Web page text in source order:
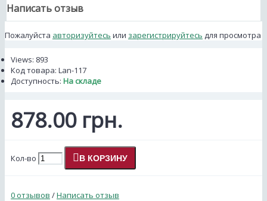
Написать отзыв
Пожалуйста авторизуйтесь или зарегистрируйтесь для просмотра
Views: 893
Код товара: Lan-117
Доступность: На складе
878.00 грн.
Кол-во В КОРЗИНУ
0 отзывов /Написать отзыв